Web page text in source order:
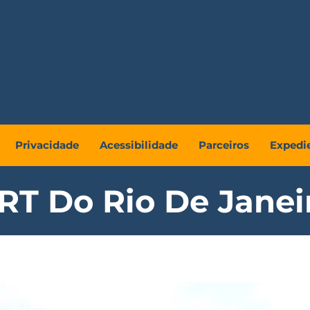
Privacidade Acessibilidade Parceiros
Do Rio De